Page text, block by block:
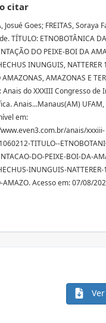
citar
Josué Goes; FREITAS, Soraya
TÍTULO: ETNOBOTÂNICA DA
DO PEIXE-BOI DA
INUNGUIS, NATTERER
AMAZONAS, AMAZONAS E
Anais do XXXIII Congresso de
Anais...Manaus(AM) UFAM,
em:
anais/xxxiii-
TITULO--
DO-PEIXE-BOI-DA-
INUNGUIS-
AMAZO. Acesso em: 07/08/